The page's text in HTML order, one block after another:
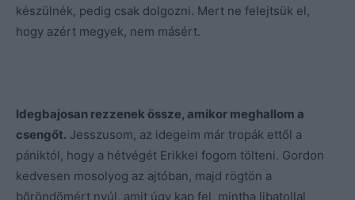
készülnék, pedig csak dolgozni. Mert ne felejtsük el,
hogy azért megyek, nem másért.
Idegbajosan rezzenek össze, amikor meghallom a
csengőt. Jesszusom, az idegeim már tropák ettől a
pániktól, hogy a hétvégét Erikkel fogom tölteni. Gordon
kedvesen mosolyog az ajtóban, majd rögtön a
bőröndömért nyúl, amit úgy kap fel, mintha libatollal